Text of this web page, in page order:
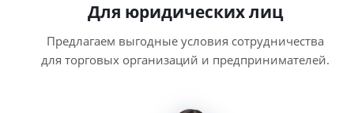
Для юридических лиц
Предлагаем выгодные условия сотрудничества
для торговых организаций и предпринимателей.